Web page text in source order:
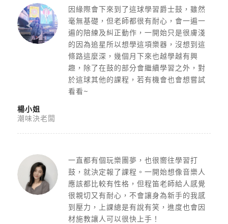
因緣際會下來到了這球學習爵士鼓，雖然
毫無基礎，但老師都很有耐心，會一遍一
遍的陪練及糾正動作，一開始只是很膚淺
的因為追星所以想學這項樂器，沒想到這
條路這麼深，幾個月下來也越學越有興
趣，除了在鼓的部分會繼續學習之外，對
於這球其他的課程，若有機會也會想嘗試
看看~
楊小姐
潮味決老闆
一直都有個玩樂團夢，也很嚮往學習打
鼓，就決定報了課程。一開始想像音樂人
應該都比較有性格，但程笛老師給人感覺
很親切又有耐心，不會讓身為新手的我感
到壓力，上課總是有說有笑，進度也會因
材施教讓人可以很快上手！